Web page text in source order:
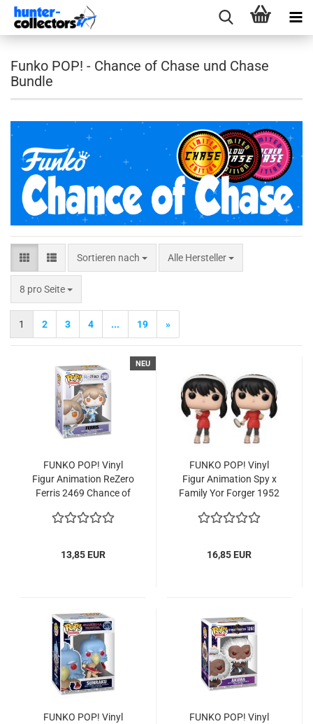
Funko POP! - Chance of Chase und Chase
Bundle
Sortieren nach
Sortieren nach Alle Hersteller
8 pro Seite
pro Seite
1 2 3 4 ... 19 »
NEU
FUNKO POP! Vinyl
Figur Ani­ma­ti­on Re­Ze­ro
Fer­ris 2469 Chan­ce of
13,85 EUR
FUNKO POP! Vinyl
Figur Ani­ma­ti­on Spy x
Fa­mi­ly Yor For­ger 1952
cial
16,85 EUR
FUNKO POP! Vinyl
FUNKO POP! Vinyl